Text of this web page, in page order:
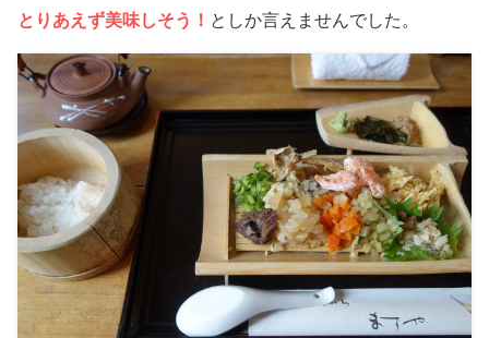
とりあえず美味しそう！ としか言えませんでした。